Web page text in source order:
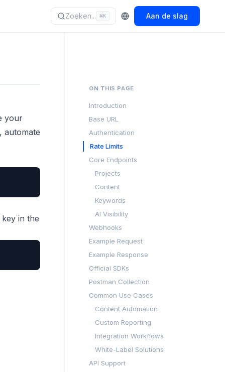
Zoeken... ⌘K Aan de slag
your
automate
in the
ON THIS PAGE
Introduction
Base URL
Authentication
Rate Limits
Core Endpoints
Projects
Content
Keywords
AI Visibility
Webhooks
Example Request
Example Response
Official SDKs
Postman Collection
Common Use Cases
Content Automation
Custom Reporting
Integration Workflows
White-Label Solutions
API Support